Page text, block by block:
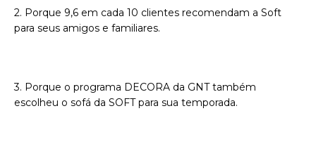
2. Porque 9,6 em cada 10 clientes recomendam a Soft
para seus amigos e familiares.
3. Porque o programa DECORA da GNT também
escolheu o sofá da SOFT para sua temporada.